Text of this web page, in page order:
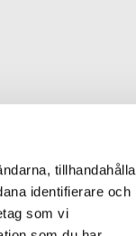
tillhandahålla
identifierare och
som vi